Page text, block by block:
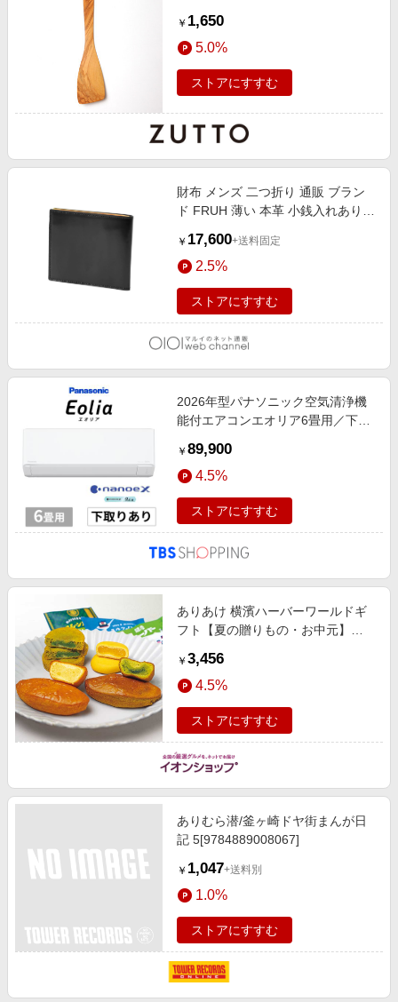
￥ 1,650
5.0%
ストアにすすむ
財布 メンズ 二つ折り 通販 ブラン
ド FRUH 薄い 本革 小銭入れあり
￥ 17,600+送料固定
2.5%
ストアにすすむ
2026年型パナソニック空気清浄機
能付エアコンエオリア6畳用／下取
証期間5年
￥ 89,900
4.5%
ストアにすすむ
ありあけ 横濱ハーバーワールドギ
フト【夏の贈りもの・お中元】
￥ 3,456
4.5%
ストアにすすむ
ありむら潜/釜ヶ崎ドヤ街まんが日
記 5[9784889008067]
￥ 1,047+送料別
1.0%
ストアにすすむ